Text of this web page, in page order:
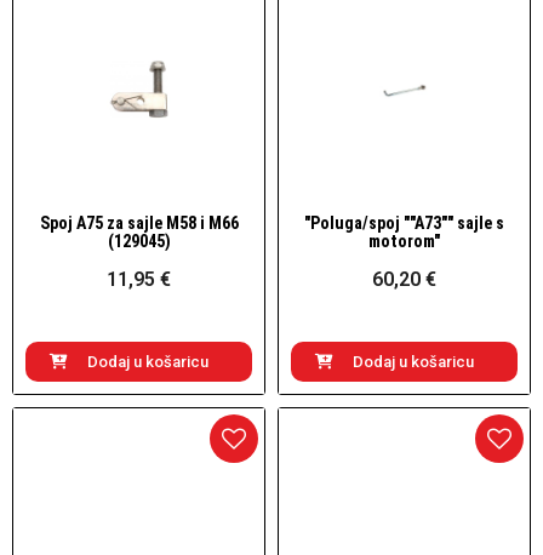
Brzi pogled
Spoj A75 za sajle M58 i M66
(129045)
11,95 €
Dodaj u košaricu
Brzi pogled
"Poluga/spoj ""A73"" sajle s
motorom"
60,20 €
Dodaj u košaricu